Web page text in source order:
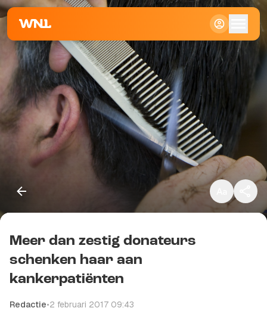
Klein
Standaard
Groot
Kopieer link
Meer dan zestig donateurs
schenken haar aan
kankerpatiënten
Redactie•2 februari 2017 09:43